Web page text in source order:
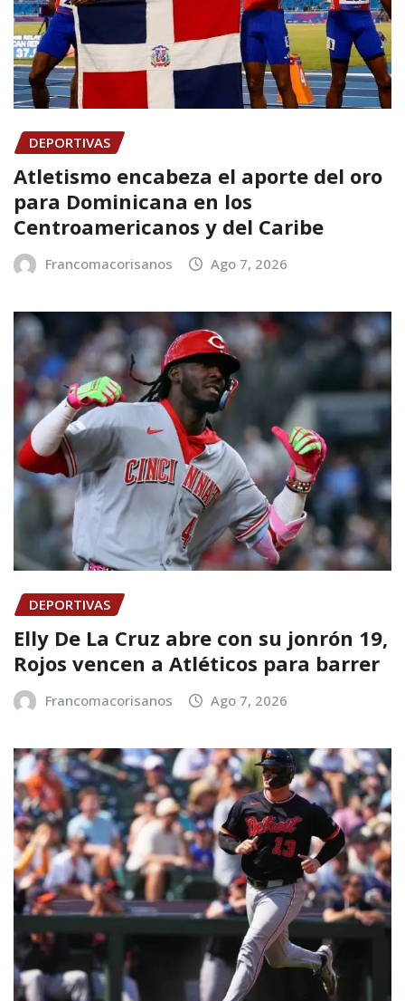
DEPORTIVAS
Atletismo encabeza el aporte del oro
para Dominicana en los
Centroamericanos y del Caribe
Francomacorisanos Ago 7, 2026
DEPORTIVAS
Elly De La Cruz abre con su jonrón 19,
Rojos vencen a Atléticos para barrer
Francomacorisanos Ago 7, 2026